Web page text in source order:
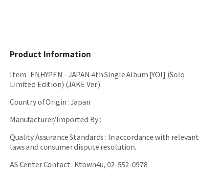
Product Information
Item: ENHYPEN - JAPAN 4th Single Album [YOI] (Solo
Limited Edition) (JAKE Ver.)
Country of Origin:Japan
Manufacturer/Imported By:
Quality Assurance Standards : In accordance with relevant
laws and consumer dispute resolution.
AS Center Contact: Ktown4u, 02-552-0978